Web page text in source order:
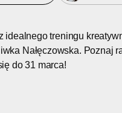
idealnego treningu
Nałęczowska. Poznaj
do 31 marca!